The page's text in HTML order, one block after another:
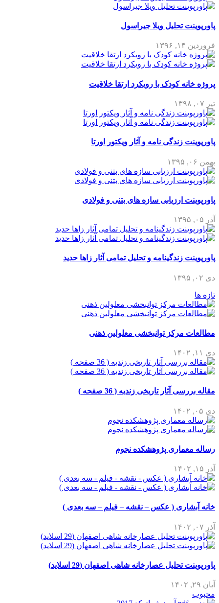
پاورپوینت تحلیل ویلا جیراسول
فروردین ۱۴, ۱۳۹۶
پروژه خانه کودک با رویکرد ارتقا خلاقیت
تیر ۰۷, ۱۳۹۸
پاورپوینت زندگی نامه و آثار ویکتور اورتا
بهمن ۰۶, ۱۳۹۵
پاورپوینت ارزیابی سازه های بتنی و فولادی
آذر ۰۵, ۱۳۹۵
پاورپوینت زندگینامه و تحلیل تمامی آثار زاها حدید
دی ۰۲, ۱۳۹۵
تازه ها
مطالعات مرکز توانبخشی معلولین ذهنی
دی ۱۱, ۱۴۰۲
مقاله بررسی آثار تاریخی زندیه ( 36 صفحه )
دی ۰۵, ۱۴۰۲
رساله معماری پژوهشکده نجوم
آذر ۱۵, ۱۴۰۲
خانه آبشاری ( عکس – نقشه – فیلم – سه بعدی )
آذر ۰۷, ۱۴۰۲
پاورپوینت تحلیل عصارخانه شاهی اصفهان (29 اسلاید)
آبان ۲۹, ۱۴۰۲
محبوب